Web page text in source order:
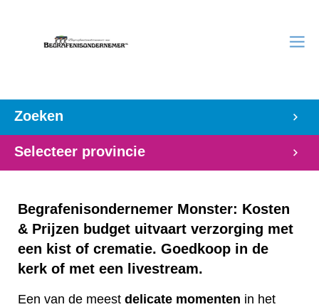
Zoeken
Selecteer provincie
Begrafenisondernemer Monster: Kosten
& Prijzen budget uitvaart verzorging met
een kist of crematie. Goedkoop in de
kerk of met een livestream.
Een van de meest delicate momenten in het